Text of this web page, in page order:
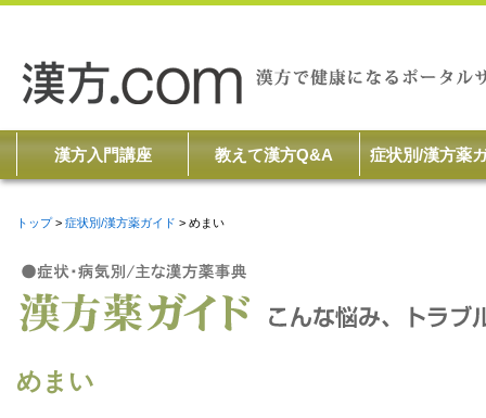
漢方入門講座 教えて漢方Q&A 症状別/漢方薬
トップ 症状別/漢方薬ガイド めまい
めまい